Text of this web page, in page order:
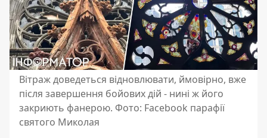
Вітраж доведеться відновлювати, ймовірно, вже
після завершення бойових дій - нині ж його
закриють фанерою. Фото: Facebook парафії
святого Миколая